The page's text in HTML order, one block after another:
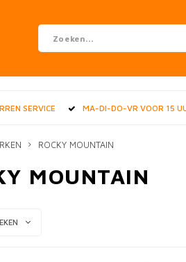
SERVICE MA-DI-DO-VR VOOR 15
ROCKY MOUNTAIN
MOUNTAIN